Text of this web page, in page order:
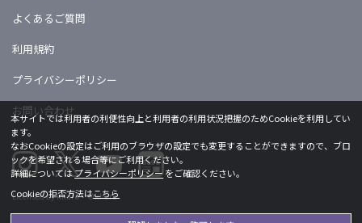
よくあるご質問
利用規約
プライバシーポリシー
お問い合わせ
Licensed by khara ©khara
本サイトでは利用者の利便性向上と利用者の利用状況把握のためCookieを利用してい
ます。
なおCookieの設定はご利用のブラウザの設定でも変更することができますので、ブロ
ックを希望される場合等にご利用ください。
詳細についてはプライバシーポリシーをご確認ください。
Cookieの拒否方法はこちら